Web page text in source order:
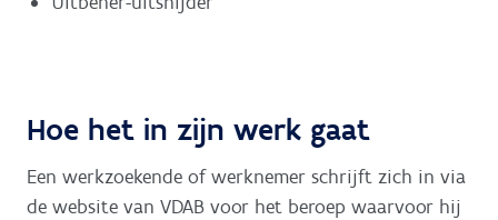
Hoe het in zijn werk gaat
Een werkzoekende of werknemer schrijft zich in via
de website van VDAB voor het beroep waarvoor hij